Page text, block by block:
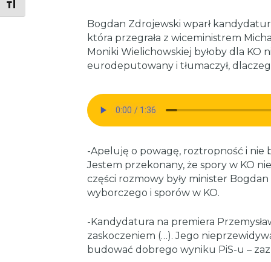
Toggle Font size
Bogdan Zdrojewski wparł
która przegrała z wiceministrem
Moniki Wielichowskiej byłoby dla KO
eurodeputowany i tłumaczył,
-Apeluję o powagę, roztropność i nie
Jestem przekonany, że spory w KO
części rozmowy były minister
wyborczego i sporów w KO.
-Kandydatura na premiera
zaskoczeniem (…). Jego
budować dobrego wyniku PiS-u –